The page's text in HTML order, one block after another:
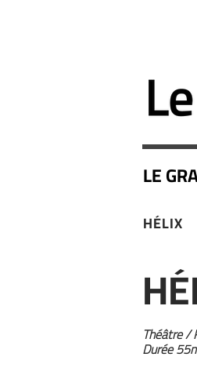
LE
HÉLIX
Théâtre /
Durée